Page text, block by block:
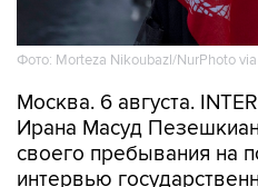
Фото: Morteza Nikoubazl/NurPhoto via
Москва. 6 августа.
своего пребывания на
интервью
администрация